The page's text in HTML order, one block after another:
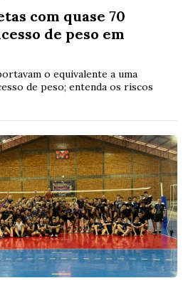
com quase 70
de peso em
o equivalente a uma
de peso; entenda os riscos